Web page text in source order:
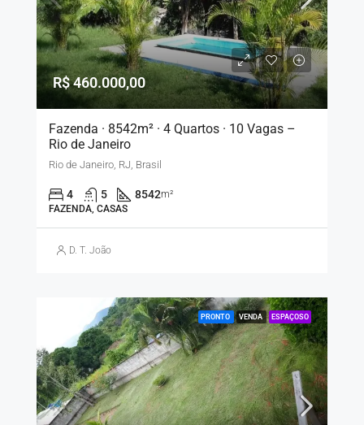
R$ 460.000,00
Fazenda · 8542m² · 4 Quartos · 10 Vagas –
Rio de Janeiro
Rio de Janeiro, RJ, Brasil
4 5 8542m²
FAZENDA, CASAS
D. T. João
PRONTO VENDA ESPAÇOSO